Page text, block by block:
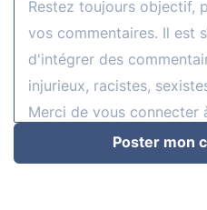
Poster mon